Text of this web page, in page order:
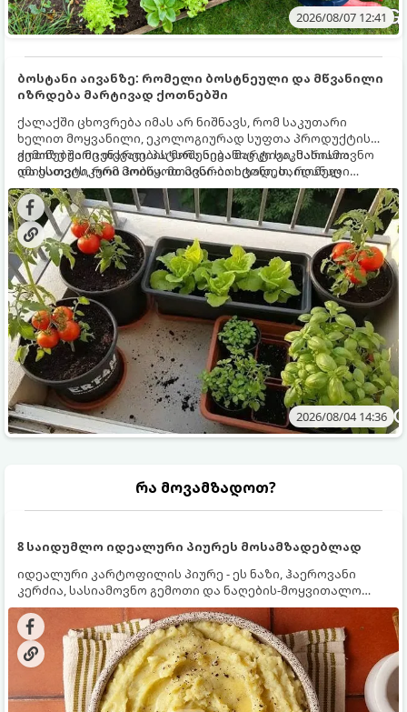
2026/08/07 12:41
ბოსტანი აივანზე: რომელი ბოსტნეული და მწვანილი
იზრდება მარტივად ქოთნებში
ქალაქში ცხოვრება იმას არ ნიშნავს, რომ საკუთარი
ხელით მოყვანილი, ეკოლოგიურად სუფთა პროდუქტის
გემოზე უარი თქვათ. პატარა აივანიც კი საკმარისია
იმისათვის, რომ მოიწყოთ მინი-ბოსტანი, საიდანაც
ყოველდღიურად ახალ, არომატულ მწვანილსა და
ბოსტნეულს მოკრეფთ.
ქოთნებში მცენარეების მოშენება მარტივი, სასიამოვნო
და ესთეტიკური ჰობია. მთავარია იცოდეთ, რომელი
კულტურები ეგუებიან ქოთნის პირობებს ყველაზე კარგად
და როგორ მოუაროთ მათ სწორად.
2026/08/04 14:36
რა მოვამზადოთ?
8 საიდუმლო იდეალური პიურეს მოსამზადებლად
იდეალური კარტოფილის პიურე - ეს ნაზი, ჰაეროვანი
კერძია, სასიამოვნო გემოთი და ნაღების-მოყვითალო
ფერით. მისი მომზადება ძალიან მარტივია, მაგრამ
არსებობს რამდენიმე საიდუმლო, რომლებიც უნდა
იცოდეთ, რომ პიურე იდეალურად გემრიელი გამოვიდეს.